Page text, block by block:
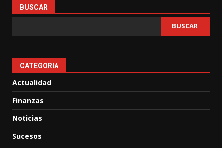
BUSCAR
BUSCAR
CATEGORIA
Actualidad
Finanzas
Noticias
Sucesos